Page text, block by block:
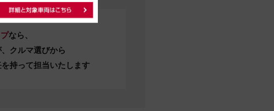
なら、
クルマ選びから
持って担当いたします